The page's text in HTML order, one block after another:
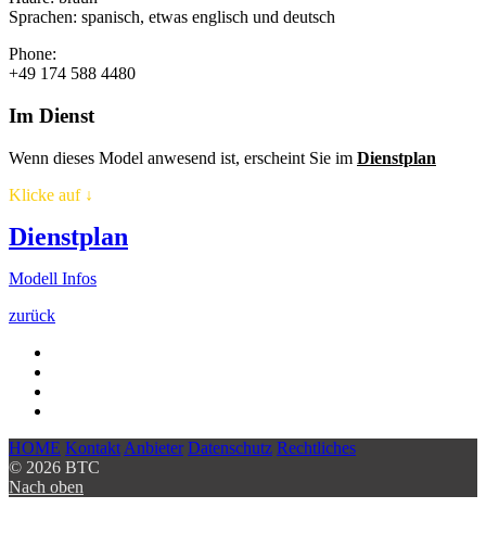
Sprachen: spanisch, etwas englisch und deutsch
Phone:
+49 174 588 4480
Im Dienst
Wenn dieses Model anwesend ist, erscheint Sie im Dienstplan
Klicke auf↓
Dienstplan
Modell Infos
zurück
HOME Kontakt Anbieter Datenschutz Rechtliches
© 2026 BTC
Nach oben